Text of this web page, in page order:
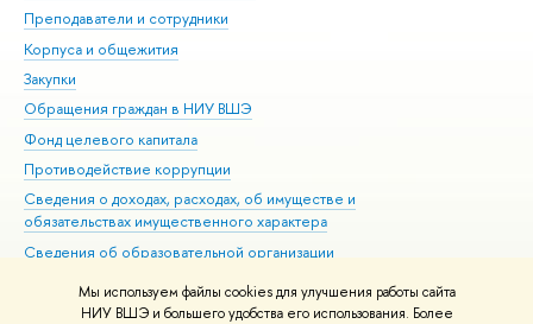
Мы используем файлы cookies для улучшения работы сайта
НИУ ВШЭ и большего удобства его использования. Более
Преподаватели и сотрудники
Корпуса и общежития
Закупки
Обращения граждан в НИУ ВШЭ
Фонд целевого капитала
Противодействие коррупции
Сведения о доходах, расходах, об имуществе и
обязательствах имущественного характера
Сведения об образовательной организации
Людям с ограниченными возможностями здоровья
Единая платежная страница